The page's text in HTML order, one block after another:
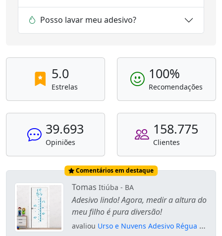
Posso lavar meu adesivo?
5.0
Estrelas
100%
Recomendações
39.693
Opiniões
158.775
Clientes
Comentários em destaque
Tomas Itiúba - BA
Adesivo lindo! Agora, medir a altura do
meu filho é pura diversão!
avaliou Urso e Nuvens Adesivo Régua de